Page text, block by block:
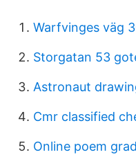
Warfvinges väg
Storgatan 53
Astronaut
Cmr classified
Online poem